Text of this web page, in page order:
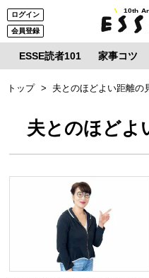
ログイン
会員登録
10th
ESSE読者101 家事コツ
トップ 夫とのほどよい距離の
夫とのほどよ